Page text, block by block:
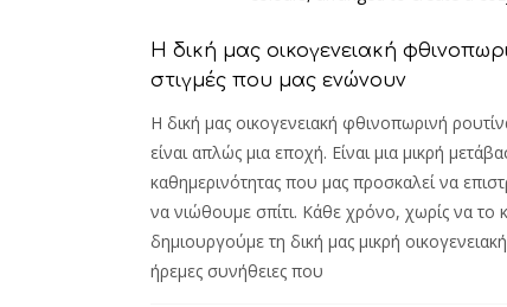
Η δική μας οικογενειακή
στιγμές που μας ενώνουν
Η δική μας οικογενειακή φθινοπωρινή
είναι απλώς μια εποχή. Είναι μια μικρή
καθημερινότητας που μας προσκαλεί να
να νιώθουμε σπίτι. Κάθε χρόνο, χωρίς να το
δημιουργούμε τη δική μας μικρή
ήρεμες συνήθειες που